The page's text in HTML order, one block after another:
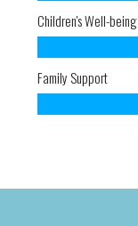
Children's Well-being
Family Support